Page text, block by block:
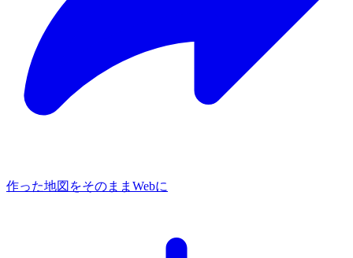
作った地図を​そのままWebに